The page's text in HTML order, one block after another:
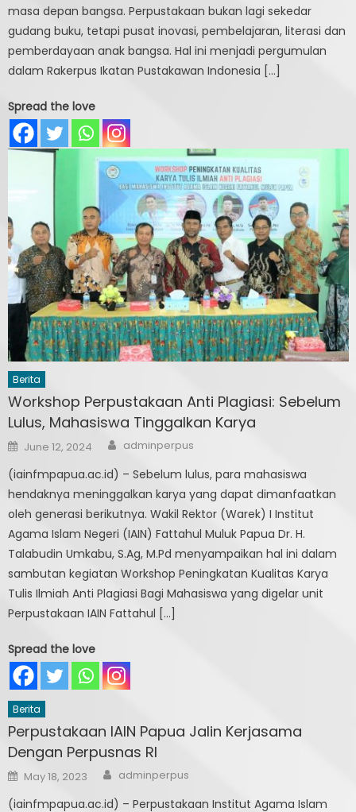
masa depan bangsa. Perpustakaan bukan lagi sekedar
gudang buku, tetapi pusat inovasi, pembelajaran, literasi dan
pemberdayaan anak bangsa. Hal ini menjadi pergumulan
dalam Rakerpus Ikatan Pustakawan Indonesia […]
Spread the love
Berita
Workshop Perpustakaan Anti Plagiasi: Sebelum
Lulus, Mahasiswa Tinggalkan Karya
Posted
on
June 12, 2024 Author
adminperpus
(iainfmpapua.ac.id) – Sebelum lulus, para mahasiswa
hendaknya meninggalkan karya yang dapat dimanfaatkan
oleh generasi berikutnya. Wakil Rektor (Warek) I Institut
Agama Islam Negeri (IAIN) Fattahul Muluk Papua Dr. H.
Talabudin Umkabu, S.Ag, M.Pd menyampaikan hal ini dalam
sambutan kegiatan Workshop Peningkatan Kualitas Karya
Tulis Ilmiah Anti Plagiasi Bagi Mahasiswa yang digelar unit
Perpustakaan IAIN Fattahul […]
Spread the love
Berita
Perpustakaan IAIN Papua Jalin Kerjasama
Dengan Perpusnas RI
Posted
on
May 18, 2023 Author
adminperpus
(iainfmpapua.ac.id) – Perpustakaan Institut Agama Islam